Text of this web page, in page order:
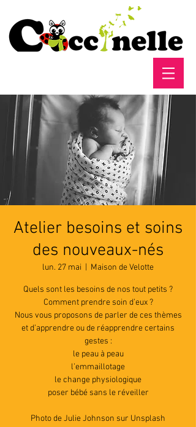
Atelier besoins et soins
des nouveaux-nés
lun. 27 mai Maison de Velotte
Quels sont les besoins de nos tout petits ?
Comment prendre soin d’eux ?
Nous vous proposons de parler de ces thèmes
et d’apprendre ou de réapprendre certains
gestes :
le peau à peau
l’emmaillotage
le change physiologique
poser bébé sans le réveiller
Photo de Julie Johnson sur Unsplash